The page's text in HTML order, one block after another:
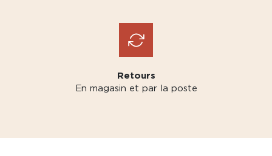
Retours
En magasin et par la poste